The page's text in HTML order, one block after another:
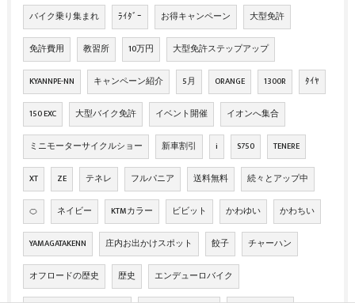
バイク乗り集まれ ﾗｲﾀﾞｰ お得キャンペーン 大型免許
免許費用 教習所 10万円 大型免許ステップアップ
KYANNPE-NN キャンペーン紹介 5月 ORANGE 1300R ﾀｲﾔ
150 EXC 大型バイク免許 イベント開催 イオンへ集合
ミニモーターサイクルショー 新車割引 i S750 TENERE
XT ZE テネレ フルパニア 送料無料 続々とアップ中
🍊 ネイビー KTMカラー ビビット かわゆい かわちい
YAMAGATAKENN 庄内お出かけスポット 餃子 チャーハン
オフロードの歴史 歴史 エンデューロバイク